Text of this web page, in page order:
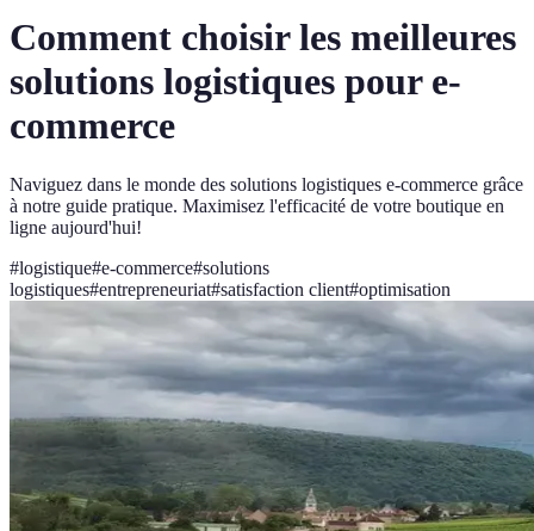
Comment choisir les meilleures
solutions logistiques pour e-
commerce
Naviguez dans le monde des solutions logistiques e-commerce grâce
à notre guide pratique. Maximisez l'efficacité de votre boutique en
ligne aujourd'hui!
#logistique#e-commerce#solutions
logistiques#entrepreneuriat#satisfaction client#optimisation